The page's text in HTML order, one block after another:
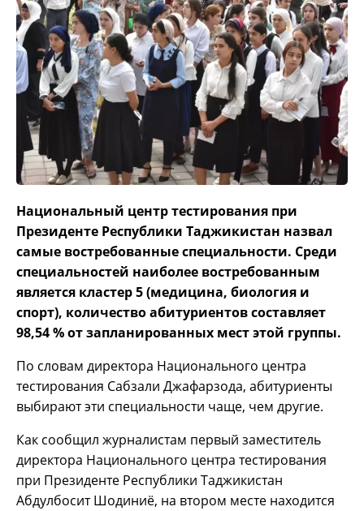
Национальный центр тестирования при
Президенте Республики Таджикистан назвал
самые востребованные специальности. Среди
специальностей наиболее востребованным
является кластер 5 (медицина, биология и
спорт), количество абитуриентов составляет
98,54 % от запланированных мест этой группы.
По словам директора Национального центра
тестирования Сабзали Джафарзода, абитуриенты
выбирают эти специальности чаще, чем другие.
Как сообщил журналистам первый заместитель
директора Национального центра тестирования
при Президенте Республики Таджикистан
Абдулбосит Шодиниё, на втором месте находится